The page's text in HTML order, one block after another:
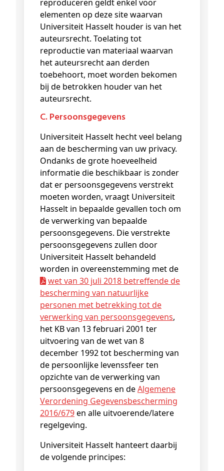
reproduceren geldt enkel voor
elementen op deze site waarvan
Universiteit Hasselt houder is van het
auteursrecht. Toelating tot
reproductie van materiaal waarvan
het auteursrecht aan derden
toebehoort, moet worden bekomen
bij de betrokken houder van het
auteursrecht.
c. Persoonsgegevens
Universiteit Hasselt hecht veel belang
aan de bescherming van uw privacy.
Ondanks de grote hoeveelheid
informatie die beschikbaar is zonder
dat er persoonsgegevens verstrekt
moeten worden, vraagt Universiteit
Hasselt in bepaalde gevallen toch om
de verwerking van bepaalde
persoonsgegevens. Die verstrekte
persoonsgegevens zullen door
Universiteit Hasselt behandeld
worden in overeenstemming met de
wet van 30 juli 2018 betreffende de
bescherming van natuurlijke
personen met betrekking tot de
verwerking van persoonsgegevens,
het KB van 13 februari 2001 ter
uitvoering van de wet van 8
december 1992 tot bescherming van
de persoonlijke levenssfeer ten
opzichte van de verwerking van
persoonsgegevens en deAlgemene
Verordening Gegevensbescherming
2016/679en alle uitvoerende/latere
regelgeving.
Universiteit Hasselt hanteert daarbij
de volgende principes: